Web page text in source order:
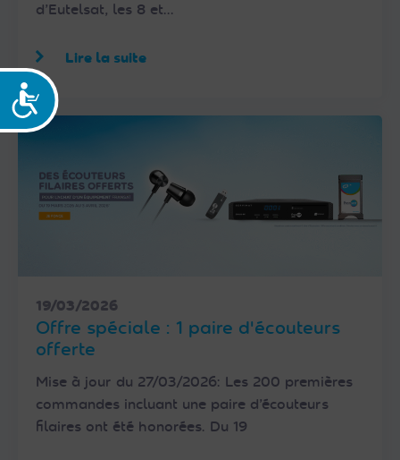
Accessibilité
d’Eutelsat, les 8 et…
Lire la suite
19/03/2026
Offre spéciale : 1 paire d'écouteurs
offerte
Mise à jour du 27/03/2026: Les 200 premières
commandes incluant une paire d’écouteurs
filaires ont été honorées. Du 19